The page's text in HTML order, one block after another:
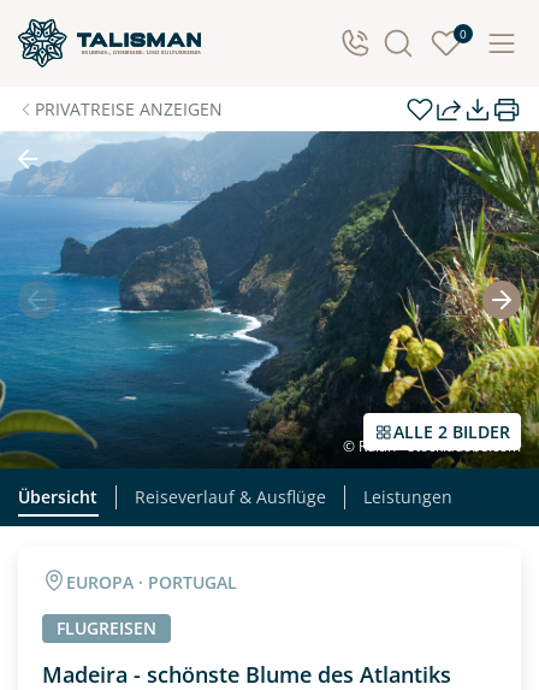
0
PRIVATREISE ANZEIGEN
ALLE 2 BILDER
© Rulan - stock.adobe.com
Übersicht Reiseverlauf & Ausflüge Leistungen
EUROPA · PORTUGAL
FLUGREISEN
Madeira - schönste Blume des Atlantiks
Individuelle Anfrage
Herzlichen Dank für Ihre Kontaktaufnahme! Ihr Urlaub
- so individuell wie Sie. Teilen Sie uns Ihre
Wunschtermine für die Reise mit. Wir prüfen die
Verfügbarkeit und kontaktieren Sie, um alles Weitere
zu besprechen. Gemeinsam gestalten wir Ihre
Traumreise.
Persönliche Daten
Vorname Nachname
E-Mail* Telefon